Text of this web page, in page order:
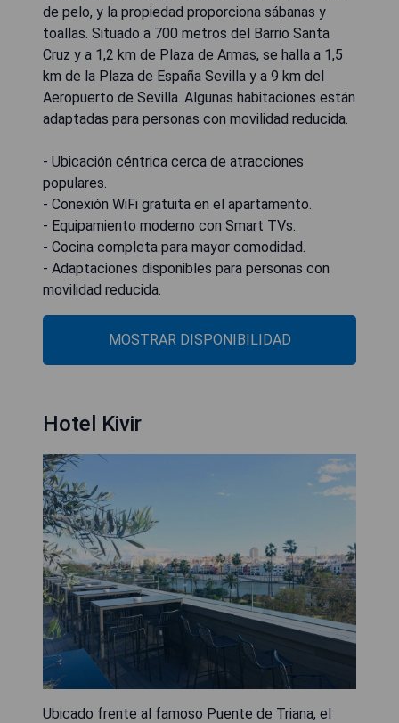
de pelo, y la propiedad proporciona sábanas y
toallas. Situado a 700 metros del Barrio Santa
Cruz y a 1,2 km de Plaza de Armas, se halla a 1,5
km de la Plaza de España Sevilla y a 9 km del
Aeropuerto de Sevilla. Algunas habitaciones están
adaptadas para personas con movilidad reducida.
- Ubicación céntrica cerca de atracciones
populares.
- Conexión WiFi gratuita en el apartamento.
- Equipamiento moderno con Smart TVs.
- Cocina completa para mayor comodidad.
- Adaptaciones disponibles para personas con
movilidad reducida.
MOSTRAR DISPONIBILIDAD
Hotel Kivir
Ubicado frente al famoso Puente de Triana, el